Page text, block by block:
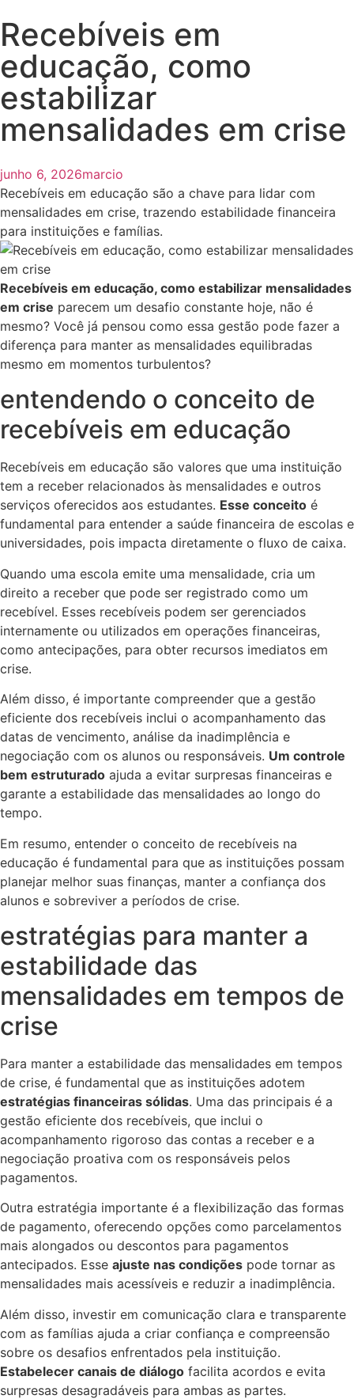
Recebíveis em
educação, como
estabilizar
mensalidades em crise
junho 6, 2026marcio
Recebíveis em educação são a chave para lidar com
mensalidades em crise, trazendo estabilidade financeira
para instituições e famílias.
Recebíveis em educação, como estabilizar mensalidades
em crise parecem um desafio constante hoje, não é
mesmo? Você já pensou como essa gestão pode fazer a
diferença para manter as mensalidades equilibradas
mesmo em momentos turbulentos?
entendendo o conceito de
recebíveis em educação
Recebíveis em educação são valores que uma instituição
tem a receber relacionados às mensalidades e outros
serviços oferecidos aos estudantes. Esse conceito é
fundamental para entender a saúde financeira de escolas e
universidades, pois impacta diretamente o fluxo de caixa.
Quando uma escola emite uma mensalidade, cria um
direito a receber que pode ser registrado como um
recebível. Esses recebíveis podem ser gerenciados
internamente ou utilizados em operações financeiras,
como antecipações, para obter recursos imediatos em
crise.
Além disso, é importante compreender que a gestão
eficiente dos recebíveis inclui o acompanhamento das
datas de vencimento, análise da inadimplência e
negociação com os alunos ou responsáveis. Um controle
bem estruturado ajuda a evitar surpresas financeiras e
garante a estabilidade das mensalidades ao longo do
tempo.
Em resumo, entender o conceito de recebíveis na
educação é fundamental para que as instituições possam
planejar melhor suas finanças, manter a confiança dos
alunos e sobreviver a períodos de crise.
estratégias para manter a
estabilidade das
mensalidades em tempos de
crise
Para manter a estabilidade das mensalidades em tempos
de crise, é fundamental que as instituições adotem
estratégias financeiras sólidas. Uma das principais é a
gestão eficiente dos recebíveis, que inclui o
acompanhamento rigoroso das contas a receber e a
negociação proativa com os responsáveis pelos
pagamentos.
Outra estratégia importante é a flexibilização das formas
de pagamento, oferecendo opções como parcelamentos
mais alongados ou descontos para pagamentos
antecipados. Esse ajuste nas condições pode tornar as
mensalidades mais acessíveis e reduzir a inadimplência.
Além disso, investir em comunicação clara e transparente
com as famílias ajuda a criar confiança e compreensão
sobre os desafios enfrentados pela instituição.
Estabelecer canais de diálogo facilita acordos e evita
surpresas desagradáveis para ambas as partes.